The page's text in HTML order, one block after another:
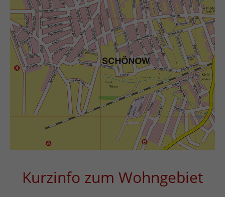
Kurzinfo zum Wohngebiet